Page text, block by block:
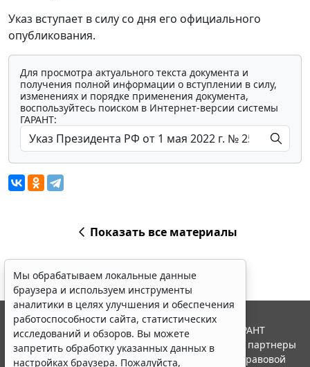
Указ вступает в силу со дня его официального
опубликования.
Для просмотра актуального текста документа и
получения полной информации о вступлении в силу,
изменениях и порядке применения документа,
воспользуйтесь поиском в Интернет-версии системы
ГАРАНТ:
Показать все материалы
Мы обрабатываем локальные данные
браузера и используем инструменты
аналитики в целях улучшения и обеспечения
работоспособности сайта, статистических
исследований и обзоров. Вы можете
запретить обработку указанных данных в
настройках браузера. Пожалуйста,
© ООО "НПП "ГАРАНТ-СЕРВИС", 2026. Система ГАРАНТ
выпускается с 1990 года. Компания "Гарант" и ее партнеры
являются участниками Российской ассоциации правовой